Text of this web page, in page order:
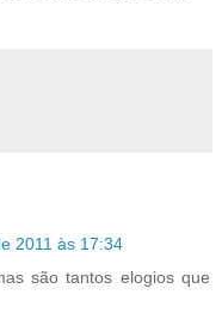
2011 às 17:34
são tantos elogios que